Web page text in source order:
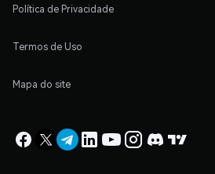
Política de Privacidade
Termos de Uso
Mapa do site